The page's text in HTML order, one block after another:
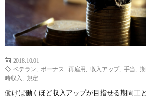
2018.10.01
ベテラン
ボーナス 再雇用 収入アップ, 手当
時収入
規定
働けば働くほど収入アップが目指せる期間工